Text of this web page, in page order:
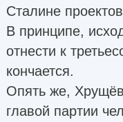
Сталине
В принципе,
отнести к
кончается.
Опять же,
главой партии